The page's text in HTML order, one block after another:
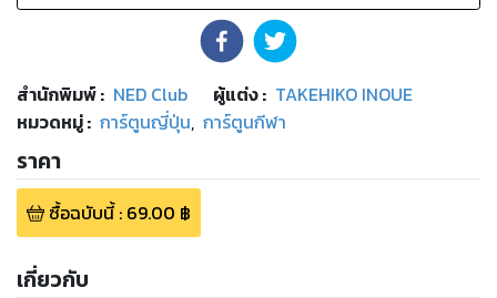
สำนักพิมพ์: NED Club ผู้แต่ง : TAKEHIKO INOUE
หมวดหมู่: การ์ตูนญี่ปุ่น, การ์ตูนกีฬา
ราคา
ซื้อฉบับนี้: 69.00 ฿
เกี่ยวกับ